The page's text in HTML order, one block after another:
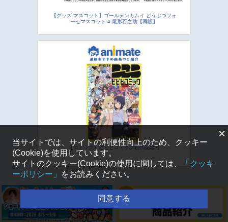
【グッズ-マスコット】ゴールデンカムイ どうぶつフォ
ーゼマスコット 4.尾形百之助【再販】
【コミック】ビビビコミック創刊記念号
×
当サイトでは、サイトの利便性向上のため、クッキー
(Cookie)を使用しています。
サイトのクッキー(Cookie)の使用に関しては、
「クッキ
ーポリシー」
をお読みください。
同意する